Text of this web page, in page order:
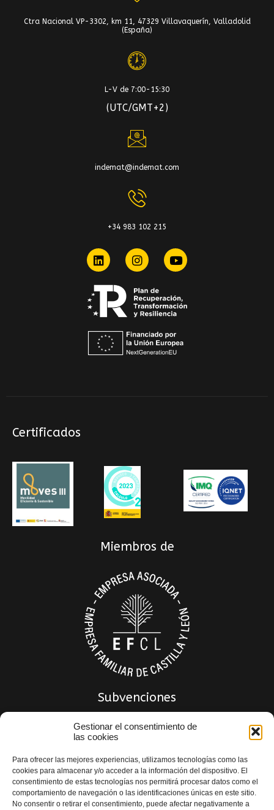
Gestionar el consentimiento de
las cookies
Para ofrecer las mejores experiencias, utilizamos tecnologías como las
cookies para almacenar y/o acceder a la información del dispositivo. El
consentimiento de estas tecnologías nos permitirá procesar datos como el
comportamiento de navegación o las identificaciones únicas en este sitio.
No consentir o retirar el consentimiento, puede afectar negativamente a
Ctra Nacional VP-3302, km 11, 47329 Villavaquerín, Valladolid
(España)
L-V de 7:00-15:30
(UTC/GMT+2)
indemat@indemat.com
+34 983 102 215
Certificados
Miembros de
Subvenciones